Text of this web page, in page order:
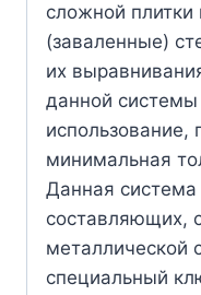
сложной
(заваленные)
их
данной
использование,
минимальная
Данная система
составляющих,
металлической
специальный